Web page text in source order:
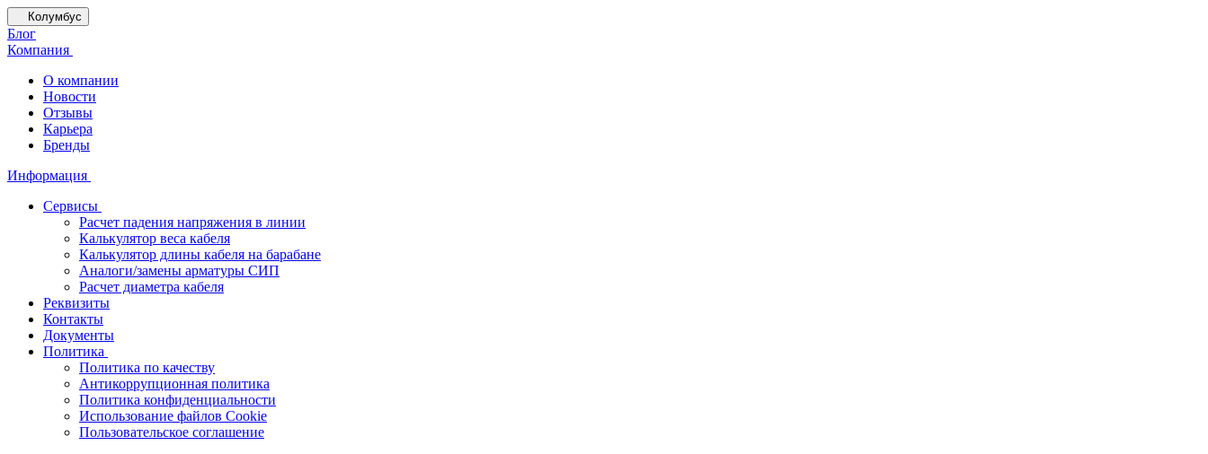
Колумбус
Блог
Компания
О компании
Новости
Отзывы
Карьера
Бренды
Информация
Сервисы
Расчет падения напряжения в линии
Калькулятор веса кабеля
Калькулятор длины кабеля на барабане
Аналоги/замены арматуры СИП
Расчет диаметра кабеля
Реквизиты
Контакты
Документы
Политика
Политика по качеству
Антикоррупционная политика
Политика конфиденциальности
Использование файлов Cookie
Пользовательское соглашение